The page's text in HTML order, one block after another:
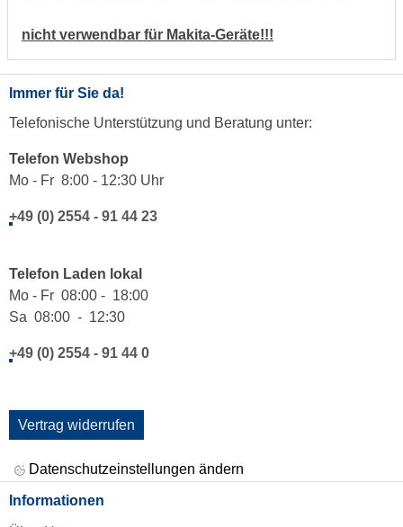
nicht verwendbar für Makita-Geräte!!!
Immer für Sie da!
Telefonische Unterstützung und Beratung unter:
Telefon Webshop
Mo - Fr 8:00 - 12:30 Uhr
+49 (0) 2554 - 91 44 23
Telefon Laden lokal
Mo - Fr 08:00 - 18:00
Sa 08:00 - 12:30
+49 (0) 2554 - 91 44 0
Vertrag widerrufen
Datenschutzeinstellungen ändern
Informationen